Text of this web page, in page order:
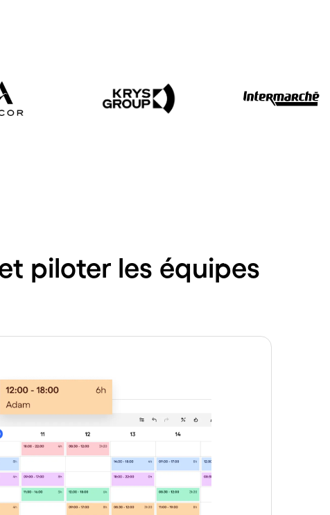
piloter les équipes